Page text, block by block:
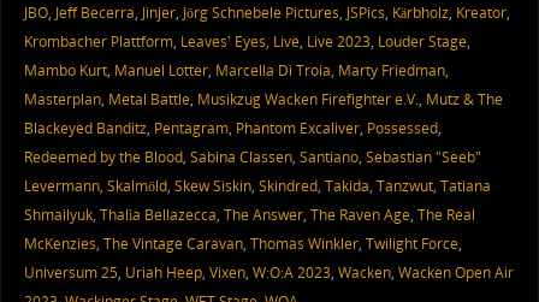
JBO, Jeff Becerra, Jinjer, Jörg Schnebele Pictures, JSPics, Kärbholz, Kreator,
Krombacher Plattform, Leaves' Eyes, Live, Live 2023, Louder Stage,
Mambo Kurt, Manuel Lotter, Marcella Di Troia, Marty Friedman,
Masterplan, Metal Battle, Musikzug Wacken Firefighter e.V., Mutz & The
Blackeyed Banditz, Pentagram, Phantom Excaliver, Possessed,
Redeemed by the Blood, Sabina Classen, Santiano, Sebastian "Seeb"
Levermann, Skalmöld, Skew Siskin, Skindred, Takida, Tanzwut, Tatiana
Shmailyuk, Thalìa Bellazecca, The Answer, The Raven Age, The Real
McKenzies, The Vintage Caravan, Thomas Winkler, Twilight Force,
Universum 25, Uriah Heep, Vixen, W:O:A 2023, Wacken, Wacken Open Air